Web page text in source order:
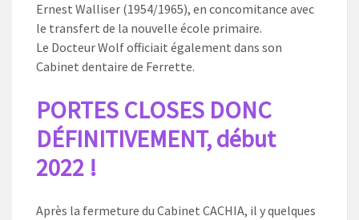
Ernest Walliser (1954/1965), en concomitance avec
le transfert de la nouvelle école primaire.
Le Docteur Wolf officiait également dans son
Cabinet dentaire de Ferrette.
PORTES CLOSES DONC
DÉFINITIVEMENT, début
2022 !
Après la fermeture du Cabinet CACHIA, il y quelques